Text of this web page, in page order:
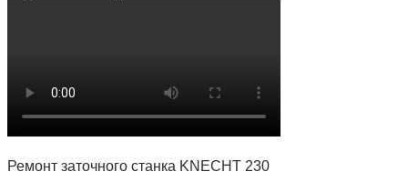
Ремонт заточного станка KNECHT 230